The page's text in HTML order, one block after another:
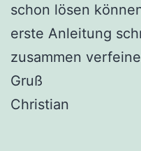
schon lösen
erste Anleitung
zusammen
Gruß
Christian